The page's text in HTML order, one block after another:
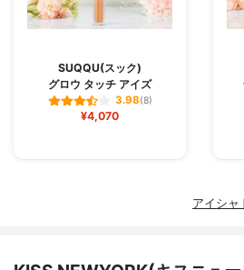
SUQQU(スック)
グロウ タッチ アイズ
3.98(8)
¥4,070
アイシャ